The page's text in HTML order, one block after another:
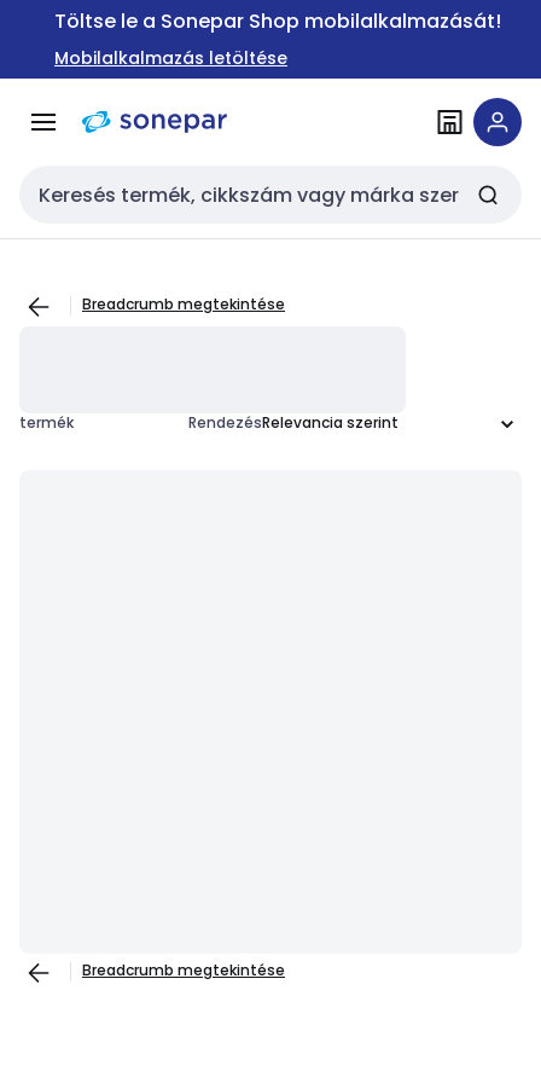
Ugrás a
Ugrás a
tartalomra
Töltse le a Sonepar Shop mobilalkalmazását!
Mobilalkalmazás letöltése
Keresési bemenet
Breadcrumb megtekintése
termék Rendezés
Breadcrumb megtekintése